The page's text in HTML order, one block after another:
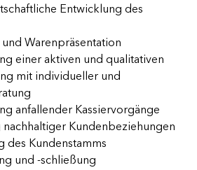
Entwicklung des
Warenpräsentation
einer aktiven und qualitativen
mit individueller und
anfallender Kassiervorgänge
Kundenbeziehungen
des Kundenstamms
und -schließung